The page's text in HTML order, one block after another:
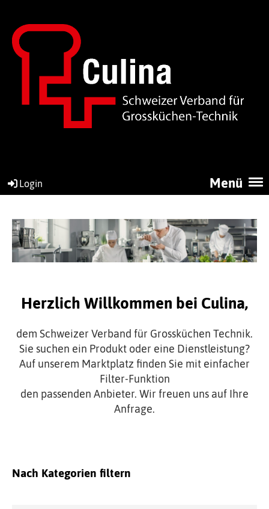
Menü
Login
Herzlich Willkommen bei Culina,
dem Schweizer Verband für Grossküchen Technik.
Sie suchen ein Produkt oder eine Dienstleistung?
Auf unserem Marktplatz finden Sie mit einfacher
Filter-Funktion
den passenden Anbieter. Wir freuen uns auf Ihre
Anfrage.
Nach Kategorien filtern